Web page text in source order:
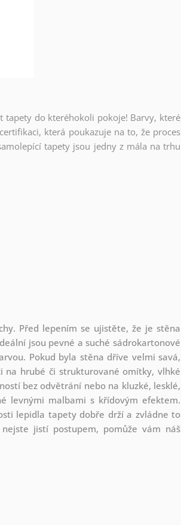
tapety do kteréhokoli pokoje! Barvy, které
která poukazuje na to, že proces
tapety jsou jedny z mála na trhu
Před lepením se ujistěte, že je stěna
jsou pevné a suché sádrokartonové
Pokud byla stěna dříve velmi savá,
na hrubé či strukturované omítky, vlhké
bez odvětrání nebo na kluzké, lesklé,
levnými malbami s křídovým efektem.
lepidla tapety dobře drží a zvládne to
jistí postupem, pomůže vám náš